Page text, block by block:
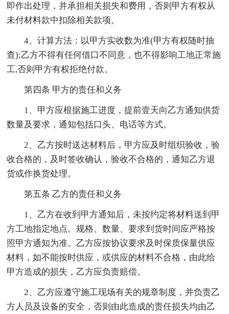
即作出处理，并承担相关损失和费用，否则甲方有权从
未付材料款中扣除相关款项。
4、计算方法：以甲方实收数为准(甲方有权随时抽
查);乙方不得有任何借口不同意，也不得影响工地正常施
工,否则甲方有权拒绝付款。
第四条 甲方的责任和义务
1、甲方应根据施工进度，提前壹天向乙方通知供货
数量及要求，通知包括口头、电话等方式。
2、乙方按时送达材料后，甲方应及时组织验收，验
收合格的，及时签收确认，验收不合格的，通知乙方退
货或作换货处理。
第五条 乙方的责任和义务
1、乙方在收到甲方通知后，未按约定将材料送到甲
方工地指定地点。规格、数量、要求到货时间应严格按
照甲方通知为准。乙方应按协议要求及时保质保量供应
材料，如不能按时供应，或供应的材料不合格，由此给
甲方造成的损失，乙方应负责赔偿。
2、乙方应遵守施工现场有关的规章制度，并负责乙
方人员及设备的安全，否则由此造成的责任损失均由乙